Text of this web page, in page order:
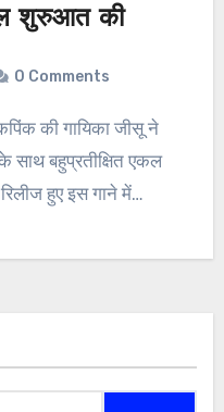
शुरुआत की
0 Comments
बहुप्रतीक्षित एकल
हुए इस गाने में…